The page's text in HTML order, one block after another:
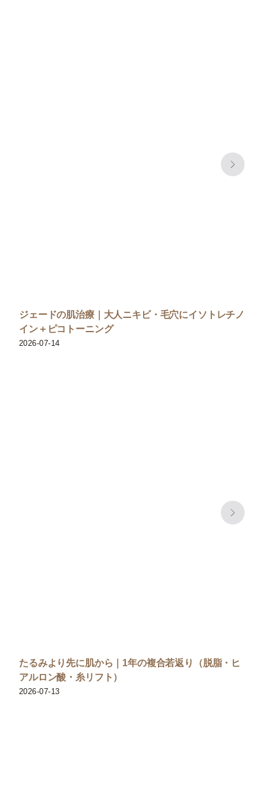
ジェードの肌治療｜大人ニキビ・毛穴にイソトレチノ
イン＋ピコトーニング
2026-07-14
たるみより先に肌から｜1年の複合若返り（脱脂・ヒ
アルロン酸・糸リフト）
2026-07-13